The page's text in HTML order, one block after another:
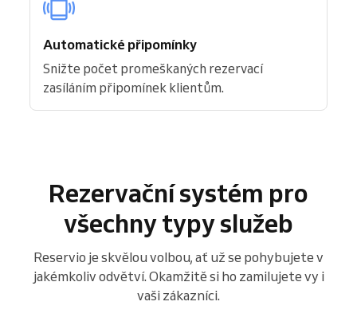
Automatické připomínky
Snižte počet promeškaných rezervací
zasíláním připomínek klientům.
Rezervační systém pro
všechny typy služeb
Reservio je skvělou volbou, ať už se pohybujete v
jakémkoliv odvětví. Okamžitě si ho zamilujete vy i
vaši zákazníci.